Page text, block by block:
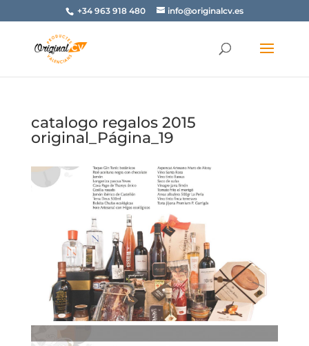
+34 963 918 480 info@originalcv.es
catalogo regalos 2015
original_Página_19